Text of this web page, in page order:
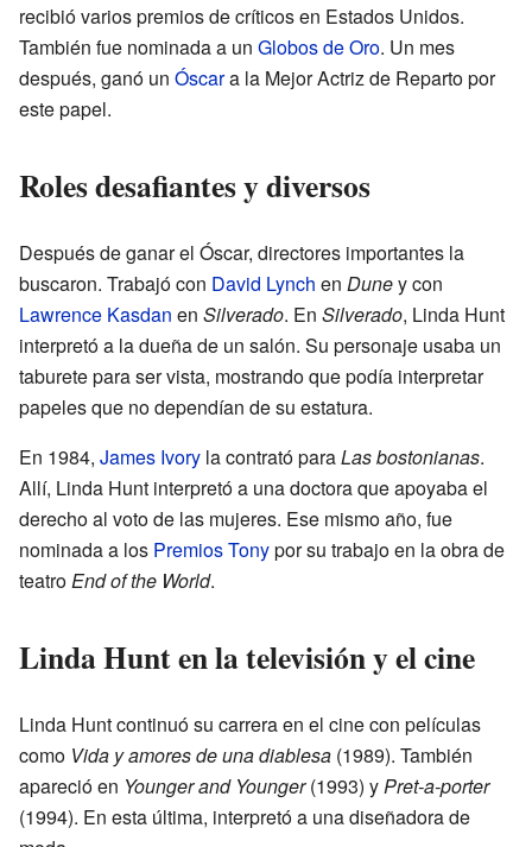
recibió varios premios de críticos en Estados Unidos.
También fue nominada a un Globos de Oro. Un mes
después, ganó un Óscara la Mejor Actriz de Reparto por
este papel.
Roles desafiantes y diversos
Después de ganar el Óscar, directores importantes la
buscaron. Trabajó con David Lynch en Duney con
Lawrence Kasdan en Silverado. En Silverado, Linda Hunt
interpretó a la dueña de un salón. Su personaje usaba un
taburete para ser vista, mostrando que podía interpretar
papeles que no dependían de su estatura.
En 1984, James Ivory la contrató paraLas bostonianas.
Allí, Linda Hunt interpretó a una doctora que apoyaba el
derecho al voto de las mujeres. Ese mismo año, fue
nominada a los Premios Tonypor su trabajo en la obra de
teatroEnd of the World.
Linda Hunt en la televisión y el cine
Linda Hunt continuó su carrera en el cine con películas
como Vida y amores de una diablesa (1989). También
apareció en Younger and Younger(1993) yPret-a-porter
(1994). En esta última, interpretó a una diseñadora de